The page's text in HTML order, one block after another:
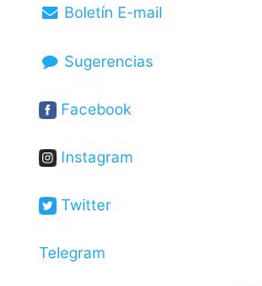
Boletín E-mail
Sugerencias
Facebook
Instagram
Twitter
Telegram